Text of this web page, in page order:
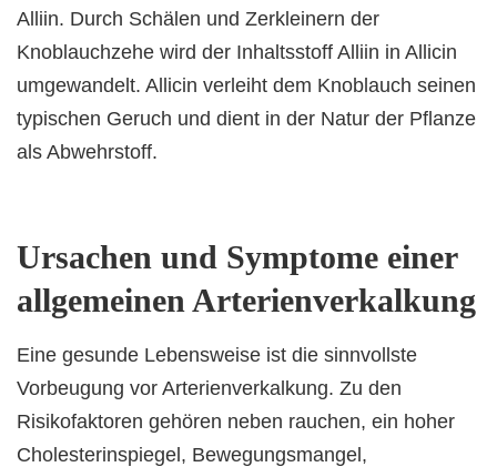
Alliin. Durch Schälen und Zerkleinern der
Knoblauchzehe wird der Inhaltsstoff Alliin in Allicin
umgewandelt. Allicin verleiht dem Knoblauch seinen
typischen Geruch und dient in der Natur der Pflanze
als Abwehrstoff.
Ursachen und Symptome einer
allgemeinen Arterienverkalkung
Eine gesunde Lebensweise ist die sinnvollste
Vorbeugung vor Arterienverkalkung. Zu den
Risikofaktoren gehören neben rauchen, ein hoher
Cholesterinspiegel, Bewegungsmangel,